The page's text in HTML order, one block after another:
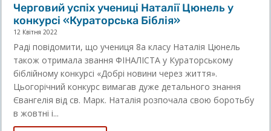
Черговий успіх учениці Наталії Цюнель у
конкурсі «Кураторська Біблія»
12 Квітня 2022
Раді повідомити, що учениця 8а класу Наталія Цюнель
також отримала звання ФІНАЛІСТА у Кураторському
біблійному конкурсі «Добрі новини через життя».
Цьогорічний конкурс вимагав дуже детального знання
Євангелія від св. Марк. Наталія розпочала свою боротьбу
в жовтні і...